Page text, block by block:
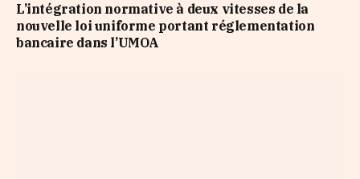
L’intégration normative à deux vitesses de la
nouvelle loi uniforme portant réglementation
bancaire dans l’UMOA